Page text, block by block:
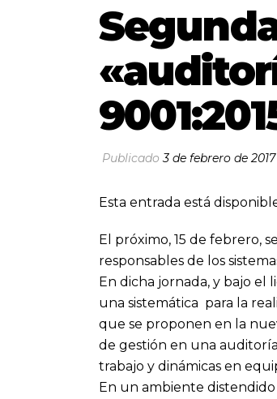
Publicado3 de febrero de 2017
Esta entrada está
El próximo, 15 de febrero,
responsables de los
En dicha jornada, y bajo el
una sistemática para la
que se proponen en la
de gestión en una
trabajo y dinámicas en
En un ambiente